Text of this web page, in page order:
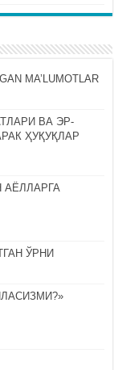
MA’LUMOTLAR
ВА ЭР-
ҲУҚУҚЛАР
АЁЛЛАРГА
ЎРНИ